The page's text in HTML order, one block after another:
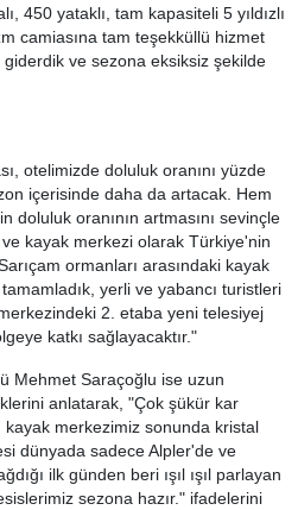
450 yataklı, tam kapasiteli 5 yıldızlı
camiasına tam teşekküllü hizmet
ve sezona eksiksiz şekilde
otelimizde doluluk oranını yüzde
içerisinde daha da artacak. Hem
doluluk oranının artmasını sevinçle
ve kayak merkezi olarak Türkiye'nin
ormanları arasındaki kayak
tamamladık, yerli ve yabancı turistleri
2. etaba yeni telesiyej
katkı sağlayacaktır."
Mehmet Saraçoğlu ise uzun
anlatarak, "Çok şükür kar
kayak merkezimiz sonunda kristal
dünyada sadece Alpler'de ve
ilk günden beri ışıl ışıl parlayan
sezona hazır." ifadelerini